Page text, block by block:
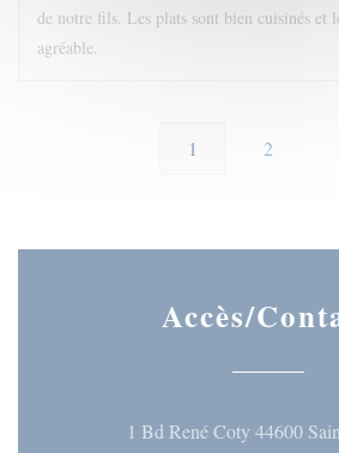
de notre fils. Les plats sont bien cuisinés et
agréable.
1 2
Accès/
1 Bd René Coty 44600